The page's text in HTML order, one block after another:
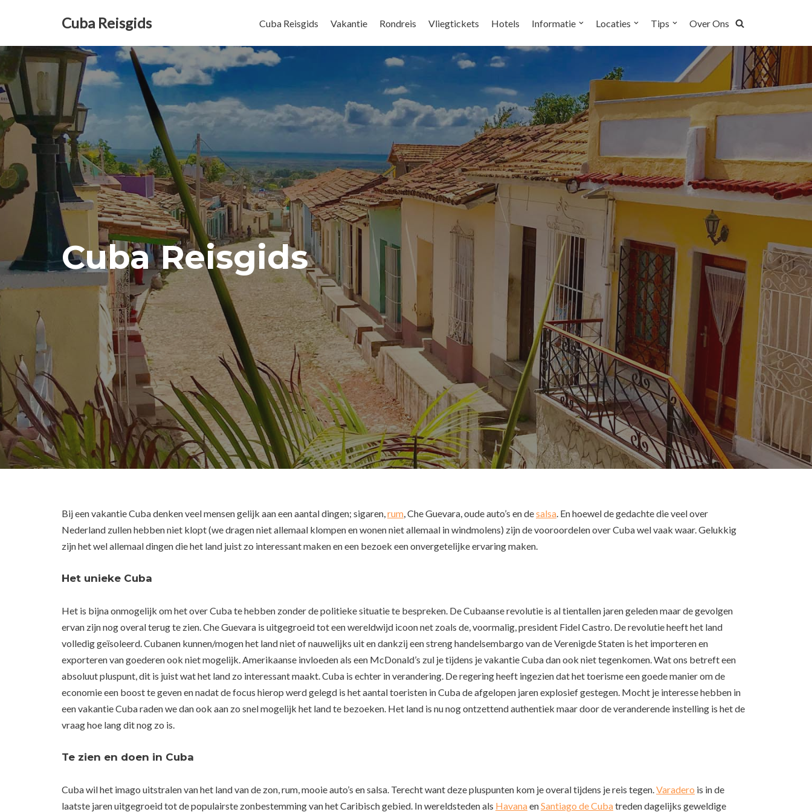
naar
de
inhoud
Cuba Reisgids Cuba Reisgids Vakantie Rondreis Vliegtickets Hotels Informatie Locaties Tips Over Ons
Cuba Reisgids
Bij een vakantie Cuba denken veel mensen gelijk aan een aantal dingen; sigaren,rum, Che Guevara, oude auto’s en desalsa. En hoewel de gedachte die veel over
Nederland zullen hebben niet klopt (we dragen niet allemaal klompen en wonen niet allemaal in windmolens) zijn de vooroordelen over Cuba wel vaak waar. Gelukkig
zijn het wel allemaal dingen die het land juist zo interessant maken en een bezoek een onvergetelijke ervaring maken.
Het unieke Cuba
Het is bijna onmogelijk om het over Cuba te hebben zonder de politieke situatie te bespreken. De Cubaanse revolutie is al tientallen jaren geleden maar de gevolgen
ervan zijn nog overal terug te zien. Che Guevara is uitgegroeid tot een wereldwijd icoon net zoals de, voormalig, president Fidel Castro. De revolutie heeft het land
volledig geïsoleerd. Cubanen kunnen/mogen het land niet of nauwelijks uit en dankzij een streng handelsembargo van de Verenigde Staten is het importeren en
exporteren van goederen ook niet mogelijk. Amerikaanse invloeden als een McDonald’s zul je tijdens je vakantie Cuba dan ook niet tegenkomen. Wat ons betreft een
absoluut pluspunt, dit is juist wat het land zo interessant maakt. Cuba is echter in verandering. De regering heeft ingezien dat het toerisme een goede manier om de
economie een boost te geven en nadat de focus hierop werd gelegd is het aantal toeristen in Cuba de afgelopen jaren explosief gestegen. Mocht je interesse hebben in
een vakantie Cuba raden we dan ook aan zo snel mogelijk het land te bezoeken. Het land is nu nog ontzettend authentiek maar door de veranderende instelling is het de
vraag hoe lang dit nog zo is.
Te zien en doen in Cuba
Cuba wil het imago uitstralen van het land van de zon, rum, mooie auto’s en salsa. Terecht want deze pluspunten kom je overal tijdens je reis tegen.Varadero is in de
laatste jaren uitgegroeid tot de populairste zonbestemming van het Caribisch gebied. In wereldsteden als HavanaenSantiago de Cubatreden dagelijks geweldige